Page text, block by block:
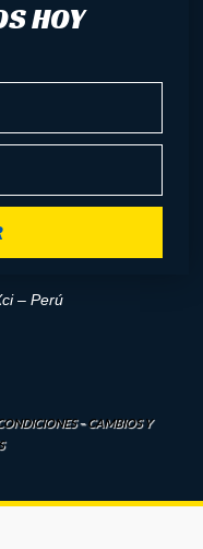
HOY
– Perú
–CAMBIOS Y